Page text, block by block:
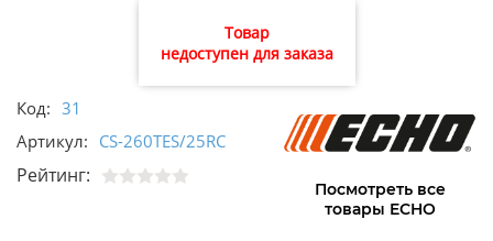
Товар
недоступен для заказа
Код: 31
Артикул: CS-260TES/25RC
Рейтинг:
Посмотреть все
товары ECHO